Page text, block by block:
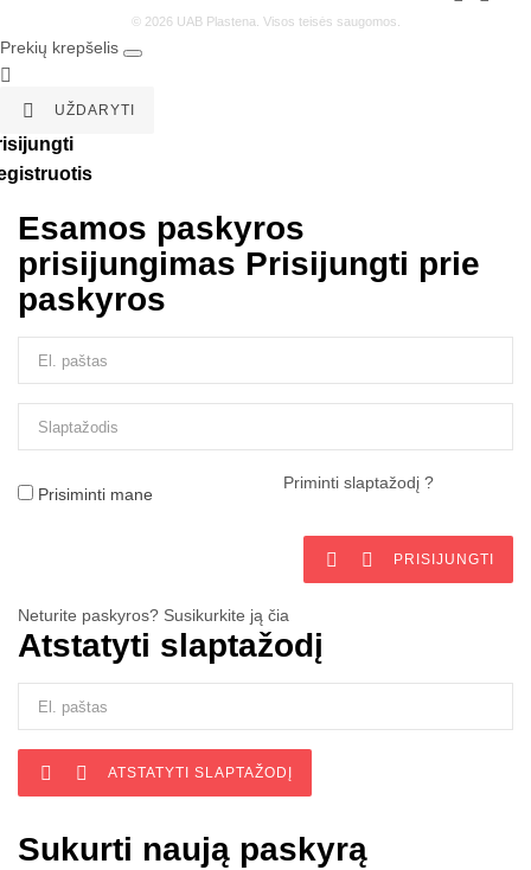
© 2026 UAB Plastena. Visos teisės saugomos.
Prekių krepšelis


UŽDARYTI
Esamos paskyros
prisijungimas Prisijungti prie
paskyros
Prisiminti mane
Priminti slaptažodį ?
  PRISIJUNGTI
Neturite paskyros? Susikurkite ją čia
Atstatyti slaptažodį
  ATSTATYTI SLAPTAŽODĮ
Sukurti naują paskyrą